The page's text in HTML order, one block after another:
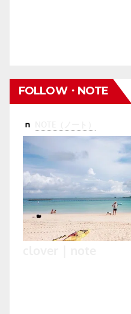
FOLLOW・NOTE